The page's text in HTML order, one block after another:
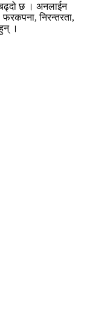
छ । अनलाईन
निरन्तरता,
।